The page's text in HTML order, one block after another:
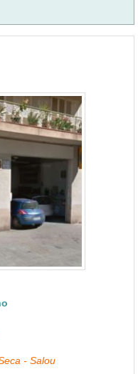
- Salou